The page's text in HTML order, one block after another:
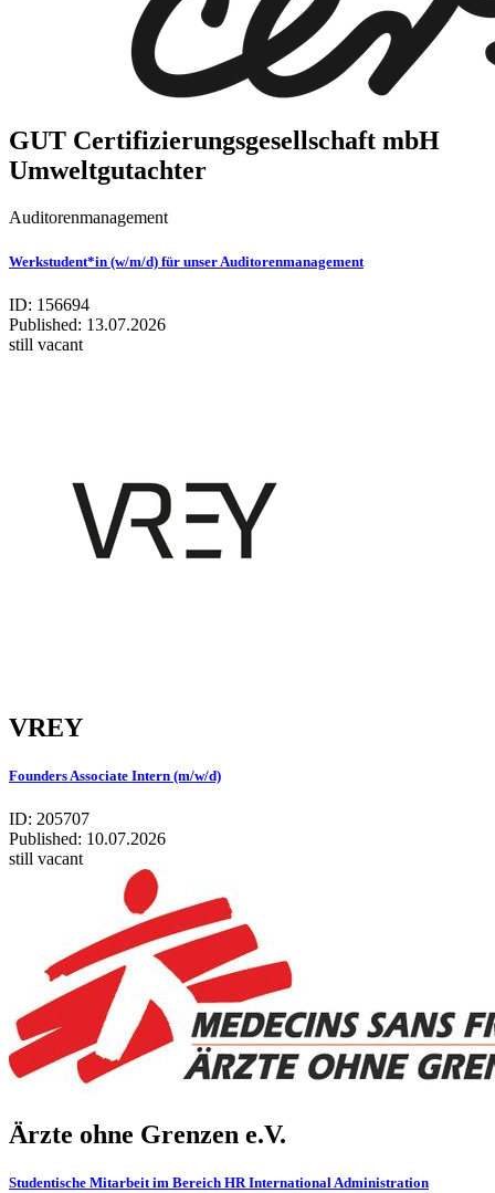
GUT Cer­ti­fi­zie­rungs­ge­sell­schaft mbH
Umwelt­gut­ach­ter
Auditorenmanagement
Werkstudent*in (w/m/d) für unser Auditorenmanagement
ID: 156694
Published: 13.07.2026
still vacant
VREY
Founders Associate Intern (m/w/d)
ID: 205707
Published: 10.07.2026
still vacant
Ärzte ohne Gren­zen e.V.
Studentische Mitarbeit im Bereich HR International Administration